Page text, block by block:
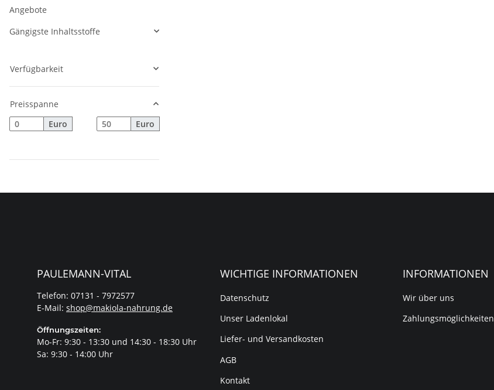
Angebote
Gängigste Inhaltsstoffe
Verfügbarkeit
Preisspanne
Euro
Euro
PAULEMANN-VITAL
Telefon: 07131 - 7972577
E-Mail: shop@makiola-nahrung.de
Öffnungszeiten:
Mo-Fr: 9:30 - 13:30 und 14:30 - 18:30 Uhr
Sa: 9:30 - 14:00 Uhr
WICHTIGE INFORMATIONEN
Datenschutz
Unser Ladenlokal
Liefer- und Versandkosten
AGB
Kontakt
INFORMATIONEN
Wir über uns
Zahlungsmöglichkeiten